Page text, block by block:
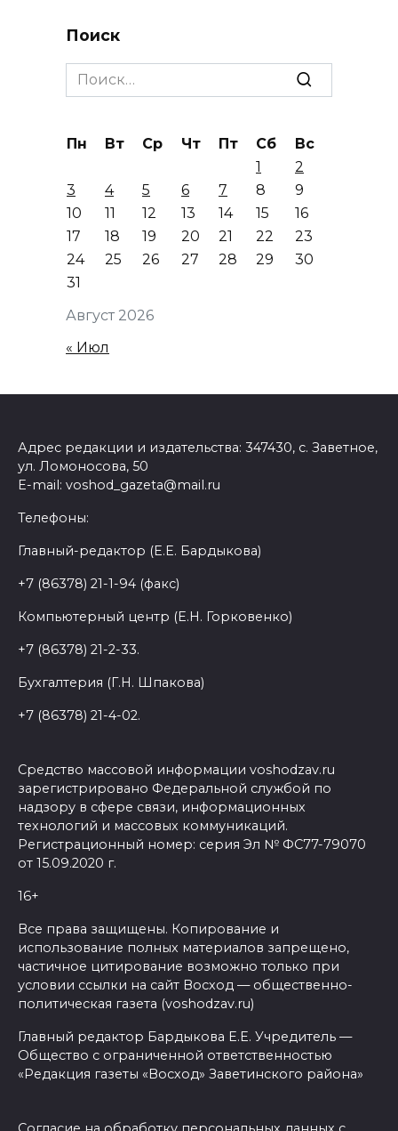
Поиск
Search
for:
Август 2026
Пн Вт Ср Чт Пт Сб
Вс
1
2
3
4 5 6 7 8
9
10
11 12 13 14 15
16
17
18 19 20 21 22
23
24
25 26 27 28 29
30
31
« Июл
Адрес редакции и издательства: 347430, с. Заветное,
ул. Ломоносова, 50
E-mail: voshod_gazeta@mail.ru
Телефоны:
Главный-редактор (Е.Е. Бардыкова)
+7 (86378) 21-1-94 (факс)
Компьютерный центр (Е.Н. Горковенко)
+7 (86378) 21-2-33.
Бухгалтерия (Г.Н. Шпакова)
+7 (86378) 21-4-02.
Средство массовой информации voshodzav.ru
зарегистрировано Федеральной службой по
надзору в сфере связи, информационных
технологий и массовых коммуникаций.
Регистрационный номер: серия Эл № ФС77-79070
от 15.09.2020 г.
16+
Все права защищены. Копирование и
использование полных материалов запрещено,
частичное цитирование возможно только при
условии ссылки на сайт Восход — общественно-
политическая газета (voshodzav.ru)
Главный редактор Бардыкова Е.Е. Учредитель —
Общество с ограниченной ответственностью
«Редакция газеты «Восход» Заветинского района»